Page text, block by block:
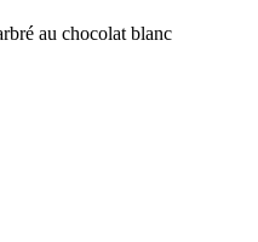
au chocolat blanc